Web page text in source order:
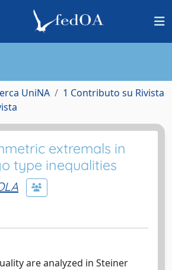
UniNA
1 Contributo su Rivista
extremals in
type inequalities
are analyzed in Steiner